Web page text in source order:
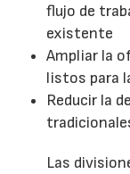
flujo de
existente
Ampliar la
listos para
Reducir la
Las